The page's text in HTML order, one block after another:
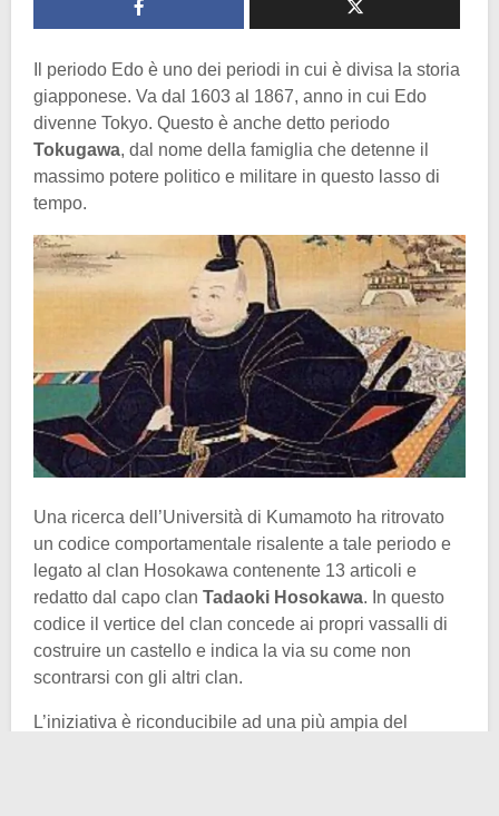
Il periodo Edo è uno dei periodi in cui è divisa la storia
giapponese. Va dal 1603 al 1867, anno in cui Edo
divenne Tokyo. Questo è anche detto periodo
Tokugawa, dal nome della famiglia che detenne il
massimo potere politico e militare in questo lasso di
tempo.
Una ricerca dell’Università di Kumamoto ha ritrovato
un codice comportamentale risalente a tale periodo e
legato al clan Hosokawa contenente 13 articoli e
redatto dal capo clan Tadaoki Hosokawa. In questo
codice il vertice del clan concede ai propri vassalli di
costruire un castello e indica la via su come non
scontrarsi con gli altri clan.
L’iniziativa è riconducibile ad una più ampia del